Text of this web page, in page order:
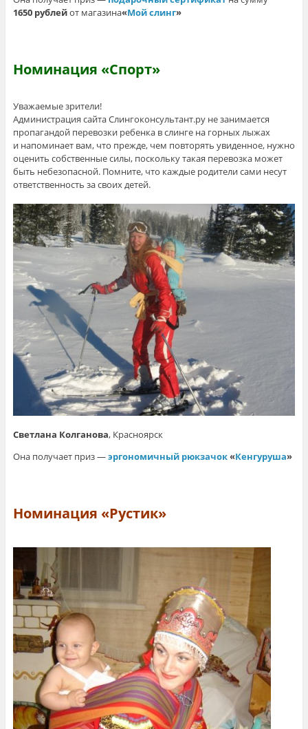
1650 рублейот магазина«Мой слинг»
Номинация «Спорт»
Уважаемые зрители!
Администрация сайта Слингоконсультант.ру не занимается
пропагандой перевозки ребенка в слинге на горных лыжах
и напоминает вам, что прежде, чем повторять увиденное, нужно
оценить собственные силы, поскольку такая перевозка может
быть небезопасной. Помните, что каждые родители сами несут
ответственность за своих детей.
Светлана Колганова, Красноярск
Она получает приз —эргономичный рюкзачок«Кенгуруша»
Номинация «Рустик»